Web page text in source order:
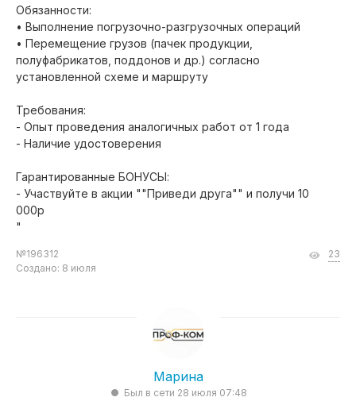
Обязанности:
• Выполнение погрузочно-разгрузочных операций
• Перемещение грузов (пачек продукции,
полуфабрикатов, поддонов и др.) согласно
установленной схеме и маршруту
Требования:
- Опыт проведения аналогичных работ от 1 года
- Наличие удостоверения
Гарантированные БОНУСЫ:
- Участвуйте в акции ""Приведи друга"" и получи 10
000р
"
№196312
Создано: 8 июля
23
Марина
Был в сети 28 июля 07:48